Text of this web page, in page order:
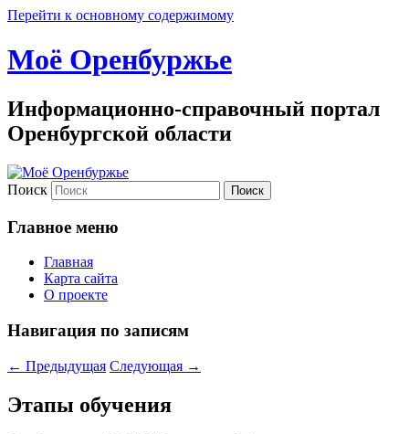
Перейти к основному содержимому
Моё Оренбуржье
Информационно-справочный портал
Оренбургской области
Поиск
Главное меню
Главная
Карта сайта
О проекте
Навигация по записям
← Предыдущая Следующая →
Этапы обучения